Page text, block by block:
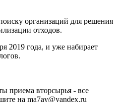
организаций для решения
отходов.
2019 года, и уже набирает
приема вторсырья - все
на ma7ay@yandex.ru